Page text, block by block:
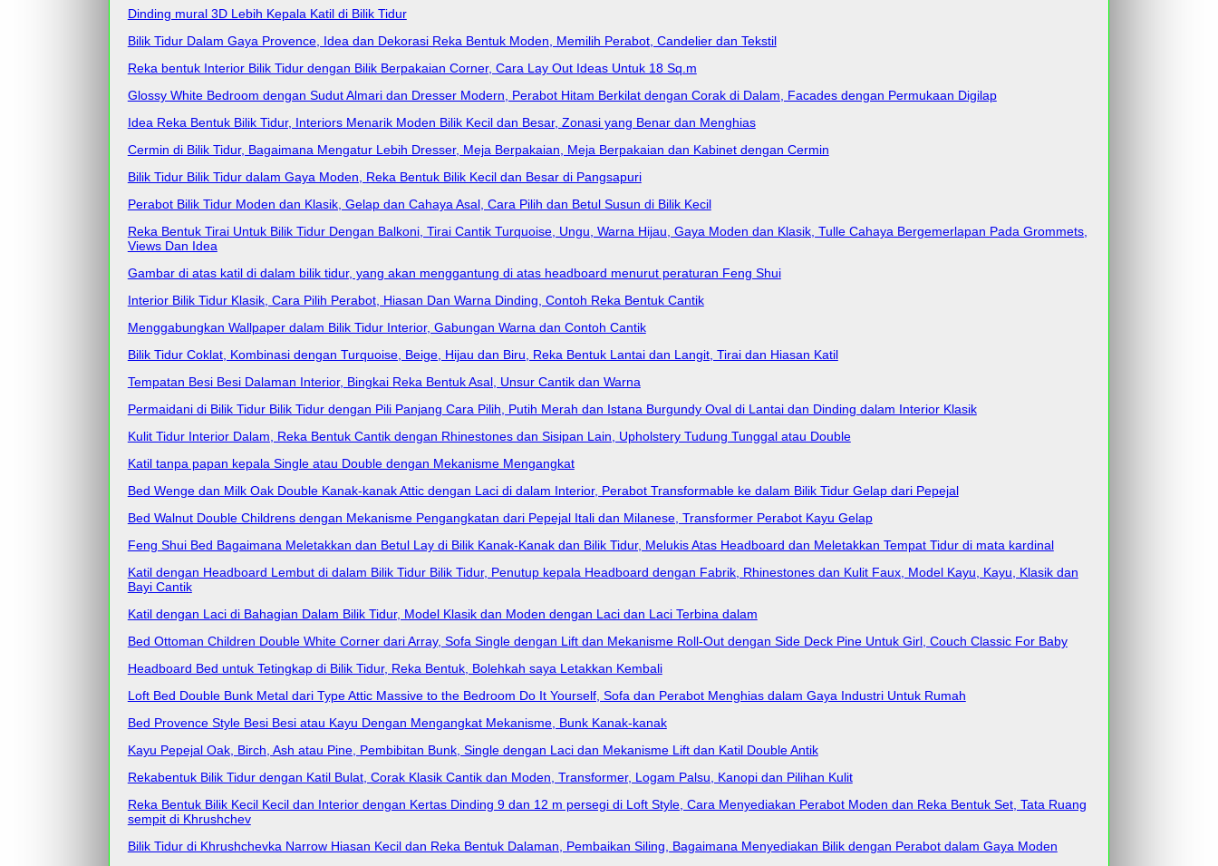
Dinding mural 3D Lebih Kepala Katil di Bilik Tidur
Bilik Tidur Dalam Gaya Provence, Idea dan Dekorasi Reka Bentuk Moden, Memilih Perabot, Candelier dan Tekstil
Reka bentuk Interior Bilik Tidur dengan Bilik Berpakaian Corner, Cara Lay Out Ideas Untuk 18 Sq.m
Glossy White Bedroom dengan Sudut Almari dan Dresser Modern, Perabot Hitam Berkilat dengan Corak di Dalam, Facades dengan Permukaan Digilap
Idea Reka Bentuk Bilik Tidur, Interiors Menarik Moden Bilik Kecil dan Besar, Zonasi yang Benar dan Menghias
Cermin di Bilik Tidur, Bagaimana Mengatur Lebih Dresser, Meja Berpakaian, Meja Berpakaian dan Kabinet dengan Cermin
Bilik Tidur Bilik Tidur dalam Gaya Moden, Reka Bentuk Bilik Kecil dan Besar di Pangsapuri
Perabot Bilik Tidur Moden dan Klasik, Gelap dan Cahaya Asal, Cara Pilih dan Betul Susun di Bilik Kecil
Reka Bentuk Tirai Untuk Bilik Tidur Dengan Balkoni, Tirai Cantik Turquoise, Ungu, Warna Hijau, Gaya Moden dan Klasik, Tulle Cahaya Bergemerlapan Pada Grommets,
Views Dan Idea
Gambar di atas katil di dalam bilik tidur, yang akan menggantung di atas headboard menurut peraturan Feng Shui
Interior Bilik Tidur Klasik, Cara Pilih Perabot, Hiasan Dan Warna Dinding, Contoh Reka Bentuk Cantik
Menggabungkan Wallpaper dalam Bilik Tidur Interior, Gabungan Warna dan Contoh Cantik
Bilik Tidur Coklat, Kombinasi dengan Turquoise, Beige, Hijau dan Biru, Reka Bentuk Lantai dan Langit, Tirai dan Hiasan Katil
Tempatan Besi Besi Dalaman Interior, Bingkai Reka Bentuk Asal, Unsur Cantik dan Warna
Permaidani di Bilik Tidur Bilik Tidur dengan Pili Panjang Cara Pilih, Putih Merah dan Istana Burgundy Oval di Lantai dan Dinding dalam Interior Klasik
Kulit Tidur Interior Dalam, Reka Bentuk Cantik dengan Rhinestones dan Sisipan Lain, Upholstery Tudung Tunggal atau Double
Katil tanpa papan kepala Single atau Double dengan Mekanisme Mengangkat
Bed Wenge dan Milk Oak Double Kanak-kanak Attic dengan Laci di dalam Interior, Perabot Transformable ke dalam Bilik Tidur Gelap dari Pepejal
Bed Walnut Double Childrens dengan Mekanisme Pengangkatan dari Pepejal Itali dan Milanese, Transformer Perabot Kayu Gelap
Feng Shui Bed Bagaimana Meletakkan dan Betul Lay di Bilik Kanak-Kanak dan Bilik Tidur, Melukis Atas Headboard dan Meletakkan Tempat Tidur di mata kardinal
Katil dengan Headboard Lembut di dalam Bilik Tidur Bilik Tidur, Penutup kepala Headboard dengan Fabrik, Rhinestones dan Kulit Faux, Model Kayu, Kayu, Klasik dan
Bayi Cantik
Katil dengan Laci di Bahagian Dalam Bilik Tidur, Model Klasik dan Moden dengan Laci dan Laci Terbina dalam
Bed Ottoman Children Double White Corner dari Array, Sofa Single dengan Lift dan Mekanisme Roll-Out dengan Side Deck Pine Untuk Girl, Couch Classic For Baby
Headboard Bed untuk Tetingkap di Bilik Tidur, Reka Bentuk, Bolehkah saya Letakkan Kembali
Loft Bed Double Bunk Metal dari Type Attic Massive to the Bedroom Do It Yourself, Sofa dan Perabot Menghias dalam Gaya Industri Untuk Rumah
Bed Provence Style Besi Besi atau Kayu Dengan Mengangkat Mekanisme, Bunk Kanak-kanak
Kayu Pepejal Oak, Birch, Ash atau Pine, Pembibitan Bunk, Single dengan Laci dan Mekanisme Lift dan Katil Double Antik
Rekabentuk Bilik Tidur dengan Katil Bulat, Corak Klasik Cantik dan Moden, Transformer, Logam Palsu, Kanopi dan Pilihan Kulit
Reka Bentuk Bilik Kecil Kecil dan Interior dengan Kertas Dinding 9 dan 12 m persegi di Loft Style, Cara Menyediakan Perabot Moden dan Reka Bentuk Set, Tata Ruang
sempit di Khrushchev
Bilik Tidur di Khrushchevka Narrow Hiasan Kecil dan Reka Bentuk Dalaman, Pembaikan Siling, Bagaimana Menyediakan Bilik dengan Perabot dalam Gaya Moden